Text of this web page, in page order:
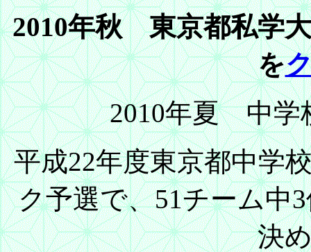
2010年秋 東京都私学
を
2010年夏 中学
平成22年度東京都中学
ク予選で、51チーム中
決